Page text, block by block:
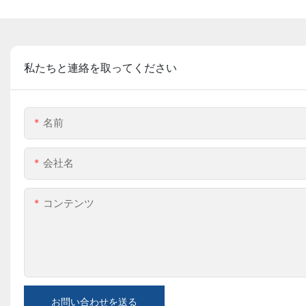
私たちと連絡を取ってください
名前
会社名
コンテンツ
お問い合わせを送る